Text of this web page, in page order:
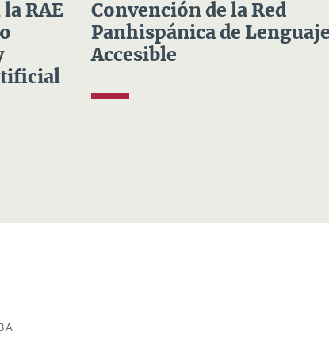
RAE
Convención de la Red
Panhispánica de
Accesible